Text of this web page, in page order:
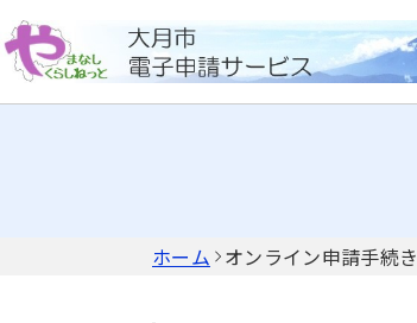
ホーム オンライン申請手続き